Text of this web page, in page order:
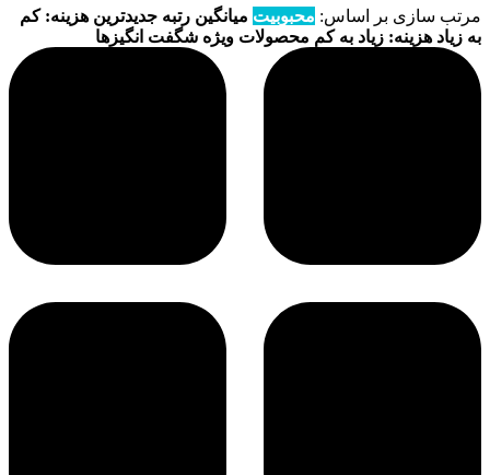
مرتب سازی بر اساس: محبوبیت میانگین رتبه جدیدترین هزینه: کم
به زیاد هزینه: زیاد به کم محصولات ویژه شگفت انگیزها